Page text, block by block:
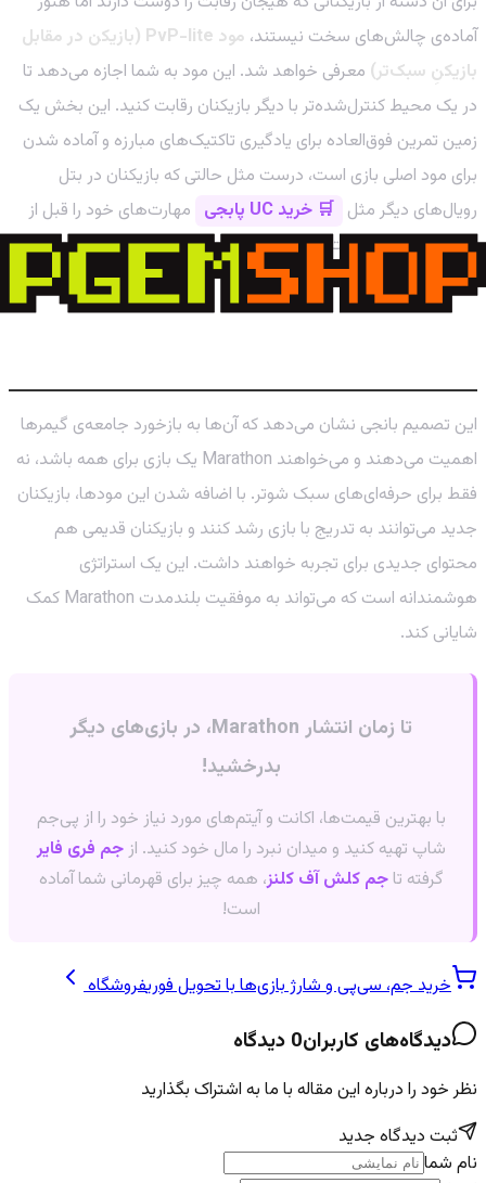
آماده‌ی چالش‌های سخت نیستند،
مود PvP-lite (بازیکن در مقابل
بازیکنِ سبک‌تر) معرفی خواهد شد. این مود به شما اجازه می‌دهد تا
در یک محیط کنترل‌شده‌تر با دیگر بازیکنان رقابت کنید. این بخش یک
زمین تمرین فوق‌العاده برای یادگیری تاکتیک‌های مبارزه و آماده شدن
برای مود اصلی بازی است، درست مثل حالتی که بازیکنان در بتل
رویال‌های دیگر مثل 🛒 خرید UC پابجی
مهارت‌های خود را قبل از
مسابقات جدی تقویت می‌کنند.
این تغییرات برای آینده Marathon چه
این تصمیم بانجی نشان می‌دهد که آن‌ها به بازخورد جامعه‌ی گیمرها
اهمیت می‌دهند و می‌خواهند Marathon یک بازی برای همه باشد، نه
فقط برای حرفه‌ای‌های سبک شوتر. با اضافه شدن این مودها، بازیکنان
جدید می‌توانند به تدریج با بازی رشد کنند و بازیکنان قدیمی هم
محتوای جدیدی برای تجربه خواهند داشت. این یک استراتژی
هوشمندانه است که می‌تواند به موفقیت بلندمدت Marathon کمک
شایانی کند.
تا زمان انتشار Marathon، در بازی‌های دیگر
بدرخشید!
با بهترین قیمت‌ها، اکانت و آیتم‌های مورد نیاز خود را از پی‌جم
شاپ تهیه کنید و میدان نبرد را مال خود کنید. ازجم فری فایر
گرفته تاجم کلش آف کلنز، همه چیز برای قهرمانی شما آماده
است!
خرید جم، سی‌پی و شارژ بازی‌ها با تحویل فوریفروشگاه
دیدگاه‌های کاربران0 دیدگاه
نظر خود را درباره این مقاله با ما به اشتراک بگذارید
ثبت دیدگاه جدید
نام شما